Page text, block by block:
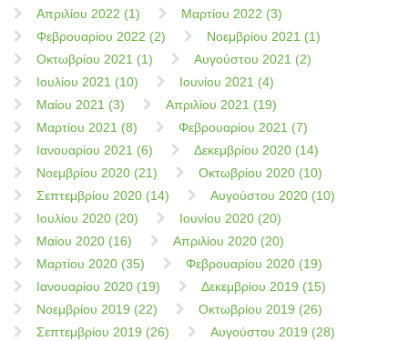
Απριλίου 2022 (1)
Μαρτίου 2022 (3)
Φεβρουαρίου 2022 (2)
Νοεμβρίου 2021 (1)
Οκτωβρίου 2021 (1)
Αυγούστου 2021 (2)
Ιουλίου 2021 (10)
Ιουνίου 2021 (4)
Μαίου 2021 (3)
Απριλίου 2021 (19)
Μαρτίου 2021 (8)
Φεβρουαρίου 2021 (7)
Ιανουαρίου 2021 (6)
Δεκεμβρίου 2020 (14)
Νοεμβρίου 2020 (21)
Οκτωβρίου 2020 (10)
Σεπτεμβρίου 2020 (14)
Αυγούστου 2020 (10)
Ιουλίου 2020 (20)
Ιουνίου 2020 (20)
Μαίου 2020 (16)
Απριλίου 2020 (20)
Μαρτίου 2020 (35)
Φεβρουαρίου 2020 (19)
Ιανουαρίου 2020 (19)
Δεκεμβρίου 2019 (15)
Νοεμβρίου 2019 (22)
Οκτωβρίου 2019 (26)
Σεπτεμβρίου 2019 (26)
Αυγούστου 2019 (28)